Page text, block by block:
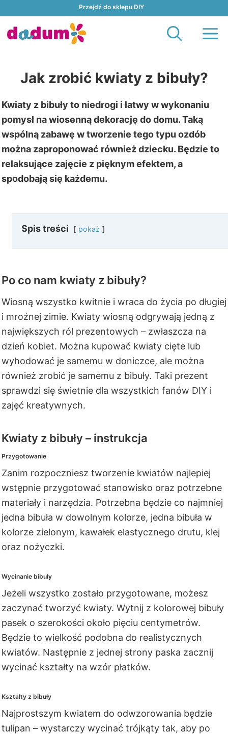
treści
Przejdź do sklepu DIY
Jak zrobić kwiaty z bibuły?
Kwiaty z bibuły to niedrogi i łatwy w wykonaniu
pomysł na wiosenną dekorację do domu. Taką
wspólną zabawę w tworzenie tego typu ozdób
można zaproponować również dziecku. Będzie to
relaksujące zajęcie z pięknym efektem, a
spodobają się każdemu.
Spis treści pokaż
Po co nam kwiaty z bibuły?
Wiosną wszystko kwitnie i wraca do życia po długiej
i mroźnej zimie. Kwiaty wiosną odgrywają jedną z
największych ról prezentowych – zwłaszcza na
dzień kobiet. Można kupować kwiaty cięte lub
wyhodować je samemu w doniczce, ale można
również zrobić je samemu z bibuły. Taki prezent
sprawdzi się świetnie dla wszystkich fanów DIY i
zajęć kreatywnych.
Kwiaty z bibuły – instrukcja
Przygotowanie
Zanim rozpoczniesz tworzenie kwiatów najlepiej
wstępnie przygotować stanowisko oraz potrzebne
materiały i narzędzia. Potrzebna będzie co najmniej
jedna bibuła w dowolnym kolorze, jedna bibuła w
kolorze zielonym, kawałek elastycznego drutu, klej
oraz nożyczki.
Wycinanie bibuły
Jeżeli wszystko zostało przygotowane, możesz
zaczynać tworzyć kwiaty. Wytnij z kolorowej bibuły
pasek o szerokości około pięciu centymetrów.
Będzie to wielkość podobna do realistycznych
kwiatów. Następnie z jednej strony paska zacznij
wycinać kształty na wzór płatków.
Kształty z bibuły
Najprostszym kwiatem do odwzorowania będzie
tulipan – wystarczy wycinać trójkąty tak, aby po